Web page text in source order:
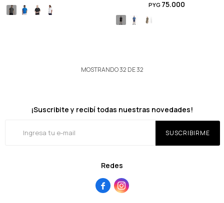
PYG 75.000
MOSTRANDO32 DE32
Redes
 
¡Suscribite y recibí todas nuestras novedades!
SUSCRIBIRME